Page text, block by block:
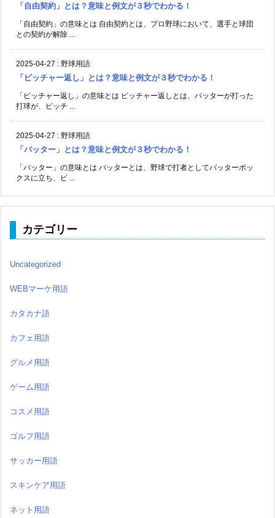
「自由契約」とは？意味と例文が３秒でわかる！
「自由契約」の意味とは 自由契約とは、プロ野球において、選手と球団
との契約が解除 ...
2025-04-27 : 野球用語
「ピッチャー返し」とは？意味と例文が３秒でわかる！
「ピッチャー返し」の意味とは ピッチャー返しとは、バッターが打った
打球が、ピッチ ...
2025-04-27 : 野球用語
「バッター」とは？意味と例文が３秒でわかる！
「バッター」の意味とは バッターとは、野球で打者としてバッターボッ
クスに立ち、ピ ...
カテゴリー
Uncategorized
WEBマーケ用語
カタカナ語
カフェ用語
グルメ用語
ゲーム用語
コスメ用語
ゴルフ用語
サッカー用語
スキンケア用語
ネット用語